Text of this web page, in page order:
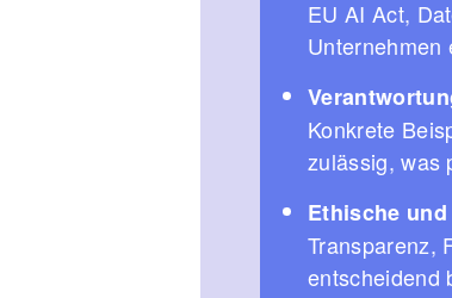
EU AI Act,
Unternehmen
Konkrete
zulässig, was
Ethische
Transparenz,
entscheidend